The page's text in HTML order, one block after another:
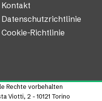
Kontakt
Datenschutzrichtlinie
Cookie-Richtlinie
Rechte vorbehalten
Viotti, 2 - 10121 Torino